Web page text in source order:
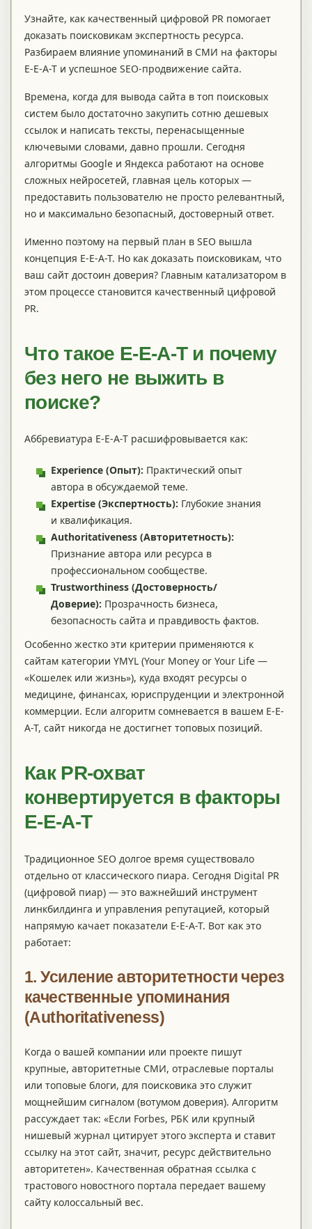
Узнайте, как качественный цифровой PR помогает
доказать поисковикам экспертность ресурса.
Разбираем влияние упоминаний в СМИ на факторы
E-E-A-T и успешное SEO-продвижение сайта.
Времена, когда для вывода сайта в топ поисковых
систем было достаточно закупить сотню дешевых
ссылок и написать тексты, перенасыщенные
ключевыми словами, давно прошли. Сегодня
алгоритмы Google и Яндекса работают на основе
сложных нейросетей, главная цель которых —
предоставить пользователю не просто релевантный,
но и максимально безопасный, достоверный ответ.
Именно поэтому на первый план в SEO вышла
концепция E-E-A-T. Но как доказать поисковикам, что
ваш сайт достоин доверия? Главным катализатором в
этом процессе становится качественный цифровой
PR.
Что такое E-E-A-T и почему
без него не выжить в
поиске?
Аббревиатура E-E-A-T расшифровывается как:
Experience (Опыт): Практический опыт
автора в обсуждаемой теме.
Expertise (Экспертность): Глубокие знания
и квалификация.
Authoritativeness (Авторитетность):
Признание автора или ресурса в
профессиональном сообществе.
Trustworthiness (Достоверность/
Доверие): Прозрачность бизнеса,
безопасность сайта и правдивость фактов.
Особенно жестко эти критерии применяются к
сайтам категории YMYL (Your Money or Your Life —
«Кошелек или жизнь»), куда входят ресурсы о
медицине, финансах, юриспруденции и электронной
коммерции. Если алгоритм сомневается в вашем E-E-
A-T, сайт никогда не достигнет топовых позиций.
Как PR-охват
конвертируется в факторы
E-E-A-T
Традиционное SEO долгое время существовало
отдельно от классического пиара. Сегодня Digital PR
(цифровой пиар) — это важнейший инструмент
линкбилдинга и управления репутацией, который
напрямую качает показатели E-E-A-T. Вот как это
работает:
1. Усиление авторитетности через
качественные упоминания
(Authoritativeness)
Когда о вашей компании или проекте пишут
крупные, авторитетные СМИ, отраслевые порталы
или топовые блоги, для поисковика это служит
мощнейшим сигналом (вотумом доверия). Алгоритм
рассуждает так: «Если Forbes, РБК или крупный
нишевый журнал цитирует этого эксперта и ставит
ссылку на этот сайт, значит, ресурс действительно
авторитетен». Качественная обратная ссылка с
трастового новостного портала передает вашему
сайту колоссальный вес.